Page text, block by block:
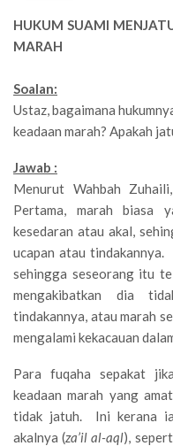
HUKUM SUAMI
MARAH
Soalan:
Ustaz, bagaimana
keadaan marah? Apakah
Jawab :
Menurut Wahbah
Pertama, marah biasa
kesedaran atau akal,
ucapan atau
sehingga seseorang itu
mengakibatkan dia
tindakannya, atau marah
mengalami kekacauan
Para fuqaha sepakat
keadaan marah yang
tidak jatuh. Ini kerana
akalnya (za’il al-aql),